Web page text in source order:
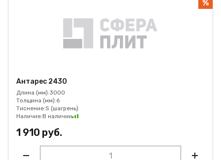
%
Антарес 2430
Длина (мм):3000
Толщина (мм):6
Тиснение:S (шагрень)
Наличие:В наличии
1 910 руб.